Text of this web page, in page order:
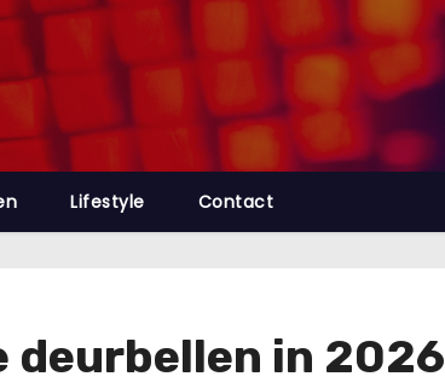
Lifestyle Contact
deurbellen in 2026